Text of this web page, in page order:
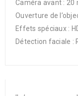
Caméra avant : 20
Ouverture de
Effets spéciaux :
Détection faciale :